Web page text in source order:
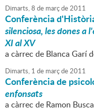
Dimarts,8 de marçde2011
Conferència
silenciosa, les dones a
XI al XV
a càrrec de Blanca Garí
Dimarts, 1 de marçde2011
Conferència de
enfonsats
a càrrec de Ramon